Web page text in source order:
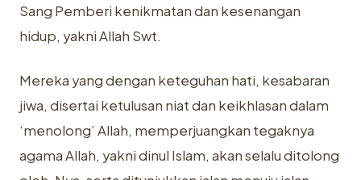
Sang ‎Pemberi kenikmatan dan kesenangan
hidup, yakni Allah Swt.‎
Mereka yang dengan keteguhan hati, kesabaran
jiwa, disertai ketulusan ‎niat dan keikhlasan dalam
‘menolong’ Allah, memperjuangkan tegaknya
‎agama Allah, yakni dinul Islam, akan selalu ditolong